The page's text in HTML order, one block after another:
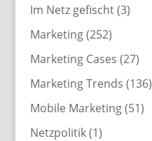
Im Netz gefischt(3)
Marketing(252)
Marketing Cases (27)
Marketing Trends (136)
Mobile Marketing(51)
Netzpolitik(1)